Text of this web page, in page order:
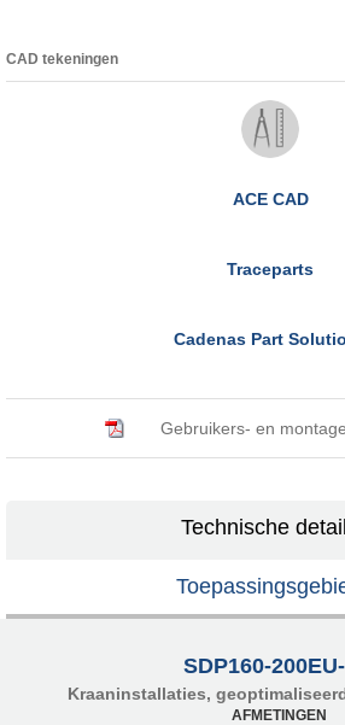
CAD tekeningen
ACE CAD
Traceparts
Cadenas Part
Gebruikers- en
Technische
SDP160-
Kraaninstallaties,
AFMETINGEN